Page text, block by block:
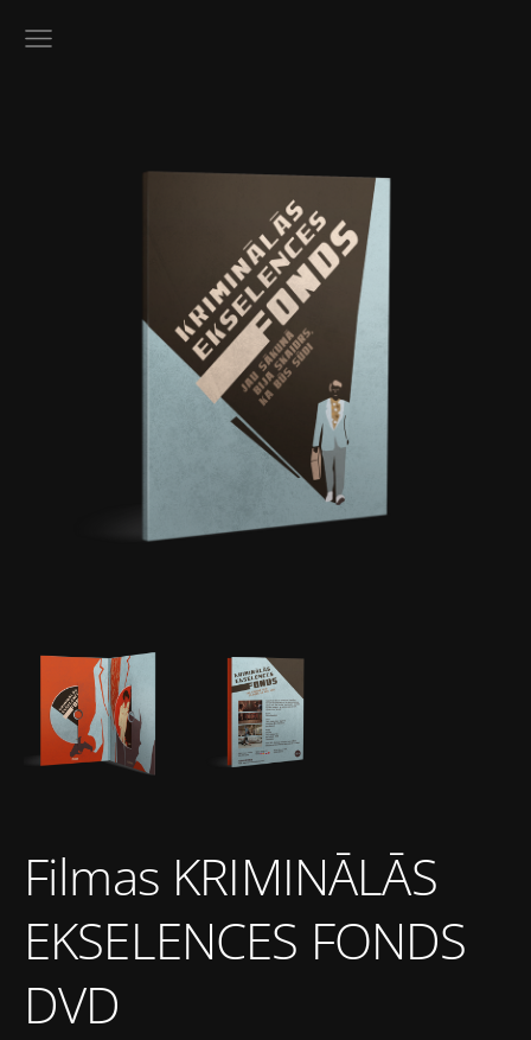
Filmas KRIMINĀLĀS
EKSELENCES FONDS
DVD